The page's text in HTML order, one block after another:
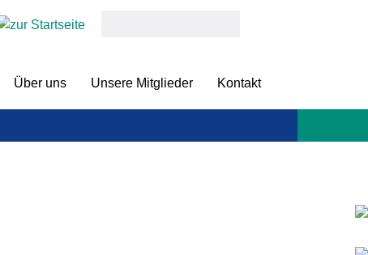
Über uns Unsere Mitglieder Kontakt